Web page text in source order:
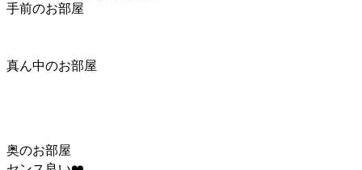
手前のお部屋
真ん中のお部屋
奥のお部屋